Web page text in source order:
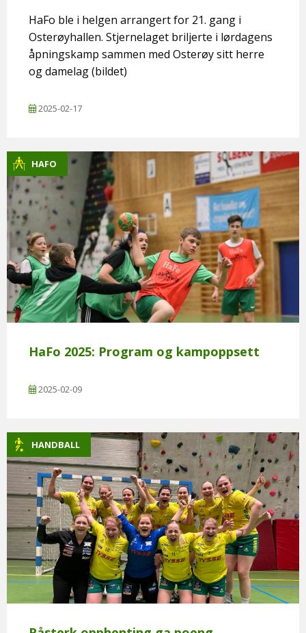
HaFo ble i helgen arrangert for 21. gang i
Osterøyhallen. Stjernelaget briljerte i lørdagens
åpningskamp sammen med Osterøy sitt herre
og damelag (bildet)
2025-02-17
HAFO
HaFo 2025: Program og kampoppsett
2025-02-09
HANDBALL